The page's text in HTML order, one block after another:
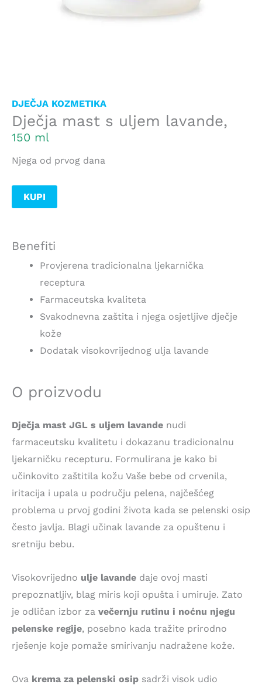
DJEČJA KOZMETIKA
Dječja mast s uljem lavande,
150 ml
Njega od prvog dana
KUPI
Benefiti
Provjerena tradicionalna ljekarnička
receptura
Farmaceutska kvaliteta
Svakodnevna zaštita i njega osjetljive dječje
kože
Dodatak visokovrijednog ulja lavande
O proizvodu
Dječja mast JGL s uljem lavande nudi
farmaceutsku kvalitetu i dokazanu tradicionalnu
ljekarničku recepturu. Formulirana je kako bi
učinkovito zaštitila kožu Vaše bebe od crvenila,
iritacija i upala u području pelena, najčešćeg
problema u prvoj godini života kada se pelenski osip
često javlja. Blagi učinak lavande za opuštenu i
sretniju bebu.
Visokovrijedno ulje lavande daje ovoj masti
prepoznatljiv, blag miris koji opušta i umiruje. Zato
je odličan izbor za večernju rutinu i noćnu njegu
pelenske regije, posebno kada tražite prirodno
rješenje koje pomaže smirivanju nadražene kože.
Ova krema za pelenski osip sadrži visok udio